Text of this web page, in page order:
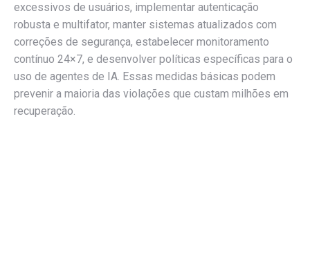
excessivos de usuários, implementar autenticação
robusta e multifator, manter sistemas atualizados com
correções de segurança, estabelecer monitoramento
contínuo 24×7, e desenvolver políticas específicas para o
uso de agentes de IA. Essas medidas básicas podem
prevenir a maioria das violações que custam milhões em
recuperação.